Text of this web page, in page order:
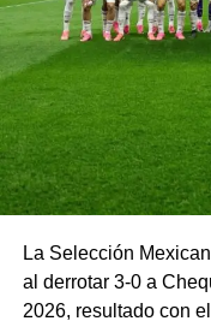
La Selección
al derrotar 3-0 a
2026, resultado con